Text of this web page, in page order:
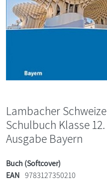
Lambacher
Schulbuch Klasse
Ausgabe Bayern
Buch (Softcover)
EAN 9783127350210